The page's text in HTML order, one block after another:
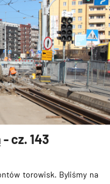
cz. 143
torowisk. Byliśmy na